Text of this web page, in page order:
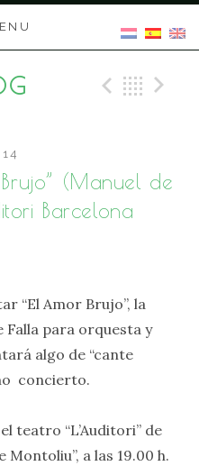
(Manuel de
Barcelona
“El Amor Brujo”, la
Falla para orquesta y
algo de “cante
concierto.
teatro “L’Auditori” de
Montoliu”, a las 19.00 h.